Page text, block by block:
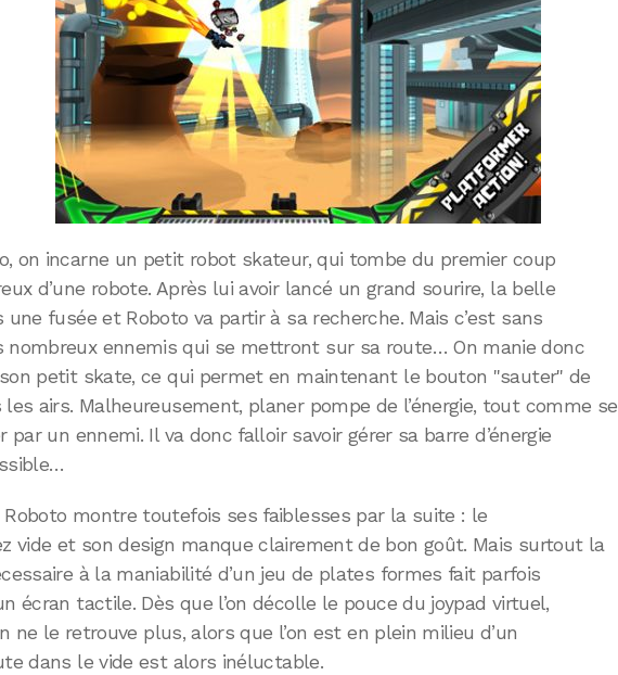
on incarne un petit robot skateur, qui tombe du premier coup
d’une robote. Après lui avoir lancé un grand sourire, la belle
une fusée et Roboto va partir à sa recherche. Mais c’est sans
nombreux ennemis qui se mettront sur sa route… On manie donc
petit skate, ce qui permet en maintenant le bouton "sauter" de
airs. Malheureusement, planer pompe de l’énergie, tout comme se
par un ennemi. Il va donc falloir savoir gérer sa barre d’énergie
Roboto montre toutefois ses faiblesses par la suite : le
vide et son design manque clairement de bon goût. Mais surtout la
à la maniabilité d’un jeu de plates formes fait parfois
écran tactile. Dès que l’on décolle le pouce du joypad virtuel,
ne le retrouve plus, alors que l’on est en plein milieu d’un
dans le vide est alors inéluctable.